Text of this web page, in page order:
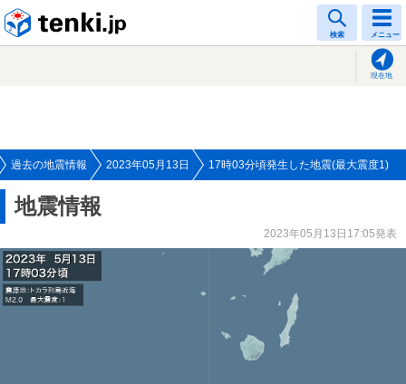
検索 メニュー
現在地
過去の地震情報 2023年05月13日 17時03分頃発生した地震(最大震度1)
地震情報
2023年05月13日17:05発表